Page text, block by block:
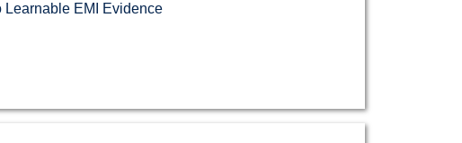
Learnable EMI Evidence